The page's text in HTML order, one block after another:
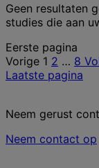
Geen resultaten
studies die aan
Posts
pagination
Eerste pagina
Vorige 1 2 … 8
Laatste pagina
Neem gerust
Neem contact op